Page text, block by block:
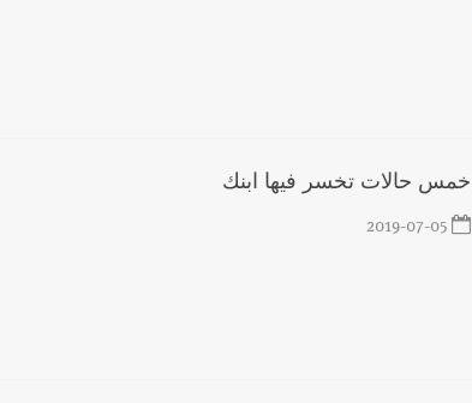
خمس حالات تخسر فيها ابنك
2019-07-05